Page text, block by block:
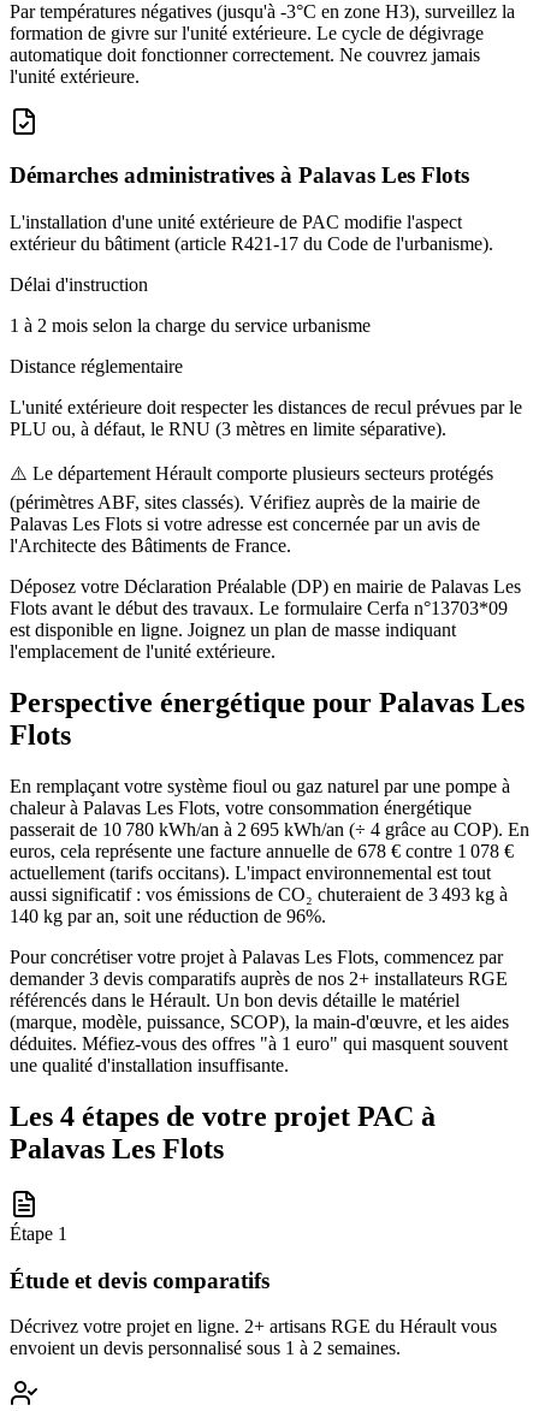
Par températures négatives (jusqu'à -3°C en zone H3), surveillez la
formation de givre sur l'unité extérieure. Le cycle de dégivrage
automatique doit fonctionner correctement. Ne couvrez jamais
l'unité extérieure.
Démarches administratives à Palavas Les Flots
L'installation d'une unité extérieure de PAC modifie l'aspect
extérieur du bâtiment (article R421-17 du Code de l'urbanisme).
Délai d'instruction
1 à 2 mois selon la charge du service urbanisme
Distance réglementaire
L'unité extérieure doit respecter les distances de recul prévues par le
PLU ou, à défaut, le RNU (3 mètres en limite séparative).
⚠️ Le département Hérault comporte plusieurs secteurs protégés
(périmètres ABF, sites classés). Vérifiez auprès de la mairie de
Palavas Les Flots si votre adresse est concernée par un avis de
l'Architecte des Bâtiments de France.
Déposez votre Déclaration Préalable (DP) en mairie de Palavas Les
Flots avant le début des travaux. Le formulaire Cerfa n°13703*09
est disponible en ligne. Joignez un plan de masse indiquant
l'emplacement de l'unité extérieure.
Perspective énergétique pour Palavas Les
Flots
En remplaçant votre système fioul ou gaz naturel par une pompe à
chaleur à Palavas Les Flots, votre consommation énergétique
passerait de 10 780 kWh/an à 2 695 kWh/an (÷ 4 grâce au COP). En
euros, cela représente une facture annuelle de 678 € contre 1 078 €
actuellement (tarifs occitans). L'impact environnemental est tout
aussi significatif : vos émissions de CO₂ chuteraient de 3 493 kg à
140 kg par an, soit une réduction de 96%.
Pour concrétiser votre projet à Palavas Les Flots, commencez par
demander 3 devis comparatifs auprès de nos 2+ installateurs RGE
référencés dans le Hérault. Un bon devis détaille le matériel
(marque, modèle, puissance, SCOP), la main-d'œuvre, et les aides
déduites. Méfiez-vous des offres "à 1 euro" qui masquent souvent
une qualité d'installation insuffisante.
Les 4 étapes de votre projet PAC à
Palavas Les Flots
Étape 1
Étude et devis comparatifs
Décrivez votre projet en ligne. 2+ artisans RGE du Hérault vous
envoient un devis personnalisé sous 1 à 2 semaines.